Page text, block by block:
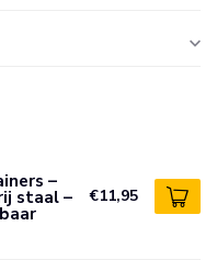
–
staal – €11,95